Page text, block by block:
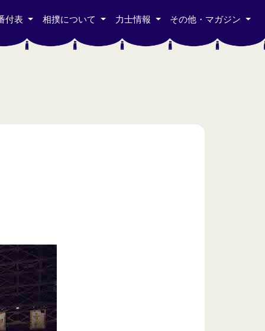
付表 相撲について 力士情報 その他・マガジン